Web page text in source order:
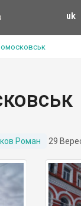
uk
Роман 29